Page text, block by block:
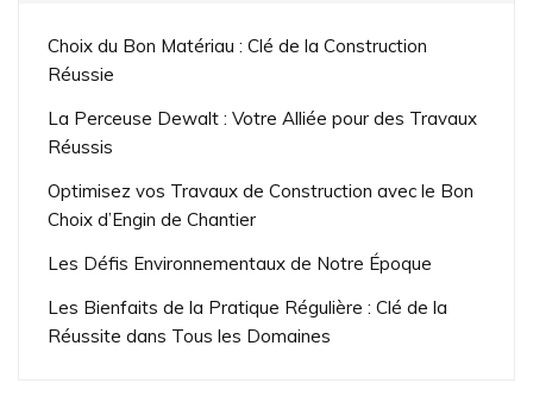
Choix du Bon Matériau : Clé de la Construction
Réussie
La Perceuse Dewalt : Votre Alliée pour des Travaux
Réussis
Optimisez vos Travaux de Construction avec le Bon
Choix d’Engin de Chantier
Les Défis Environnementaux de Notre Époque
Les Bienfaits de la Pratique Régulière : Clé de la
Réussite dans Tous les Domaines